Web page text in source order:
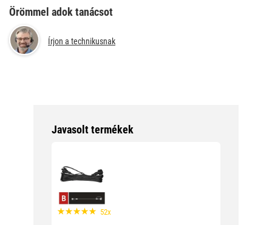
Örömmel adok tanácsot
Írjon a technikusnak
Javasolt termékek
52x